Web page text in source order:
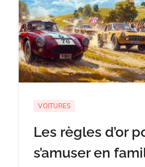
VOITURES
Les règles d’or
s’amuser en